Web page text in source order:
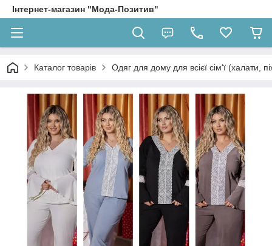
Інтернет-магазин "Мода-Позитив"
Каталог товарів Одяг для дому для всієї сім'ї (халати,